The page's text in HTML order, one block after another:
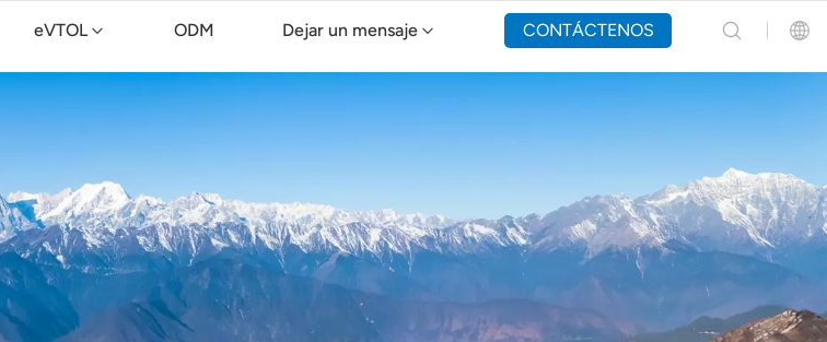
eVTOL ODM Dejar un mensaje CONTÁCTENOS
Русский
Português(Portugal)
Português(Brasil)